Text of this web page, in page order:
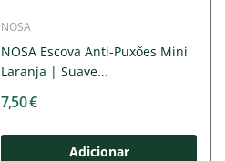
NOSA
NOSA Escova Anti-Puxões Mini
Laranja | Suave...
7,50 €
Adicionar